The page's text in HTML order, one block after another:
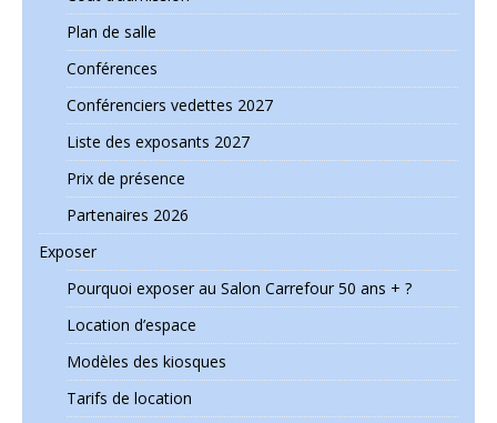
Plan de salle
Conférences
Conférenciers vedettes 2027
Liste des exposants 2027
Prix de présence
Partenaires 2026
Exposer
Pourquoi exposer au Salon Carrefour 50 ans + ?
Location d’espace
Modèles des kiosques
Tarifs de location